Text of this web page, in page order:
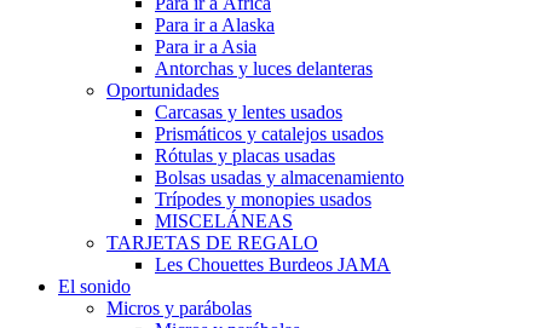
Para ir a Alaska
Para ir a Asia
Antorchas y luces delanteras
Oportunidades
Carcasas y lentes usados
Prismáticos y catalejos usados
Rótulas y placas usadas
Bolsas usadas y almacenamiento
Trípodes y monopies usados
MISCELÁNEAS
TARJETAS DE REGALO
Les Chouettes Burdeos JAMA
El sonido
Micros y parábolas